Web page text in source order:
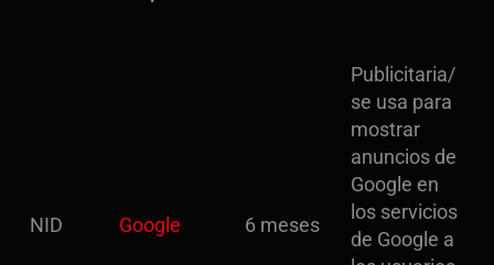
NID Google 6 meses
Publicitaria/
se usa para
mostrar
anuncios de
Google en
los servicios
de Google a